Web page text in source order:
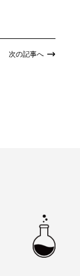
次の記事へ